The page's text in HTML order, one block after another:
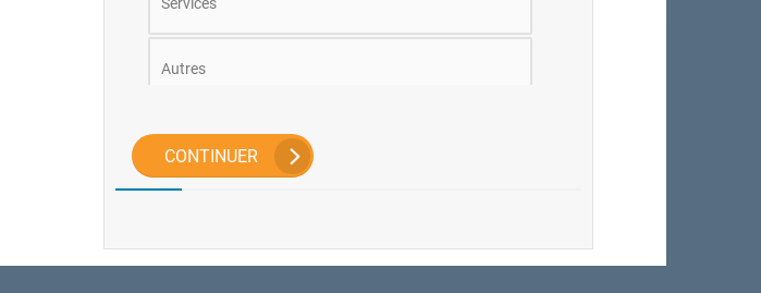
Autres
Commerce et CHR
CONTINUER